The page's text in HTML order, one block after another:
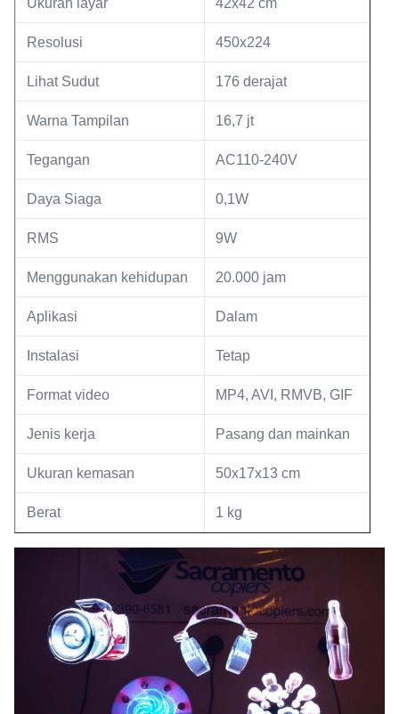
Ukuran layar 42x42 cm
Resolusi 450x224
Lihat Sudut 176 derajat
Warna Tampilan 16,7 jt
Tegangan AC110-240V
Daya Siaga 0,1W
RMS 9W
Menggunakan kehidupan 20.000 jam
Aplikasi Dalam
Instalasi Tetap
Format video MP4, AVI, RMVB, GIF
Jenis kerja Pasang dan mainkan
Ukuran kemasan 50x17x13 cm
Berat 1 kg